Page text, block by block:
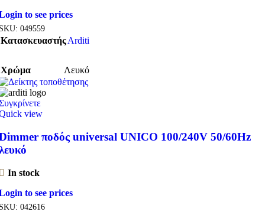
to see prices
049559
ΚατασκευαστήςArditi
Χρώμα Λευκό
view
ποδός universal UNICO 100/240V 50/60Hz
In stock
to see prices
042616